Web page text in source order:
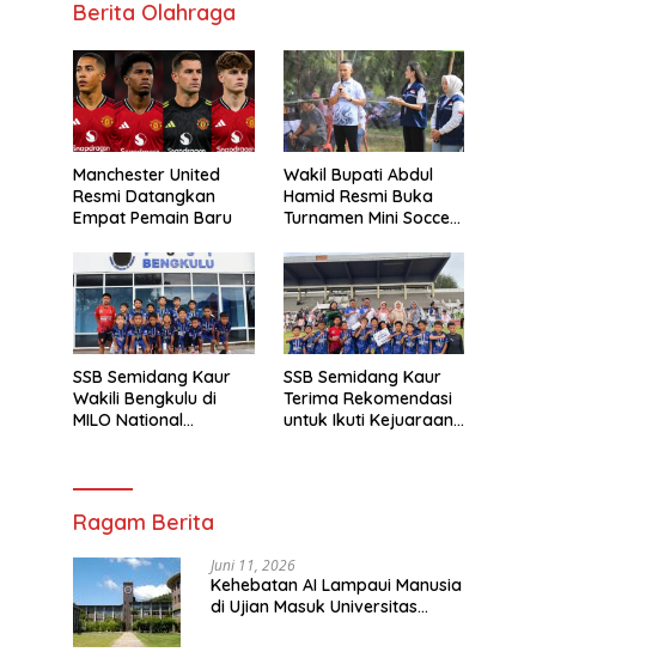
Berita Olahraga
Manchester United
Resmi Datangkan
Empat Pemain Baru
Wakil Bupati Abdul
Hamid Resmi Buka
Turnamen Mini Soccer
SSB Semidang Kaur
Wakili Bengkulu di
MILO National
SSB Semidang Kaur
Terima Rekomendasi
untuk Ikuti Kejuaraan
Ragam Berita
Juni 11, 2026
Kehebatan AI Lampaui Manusia
di Ujian Masuk Universitas